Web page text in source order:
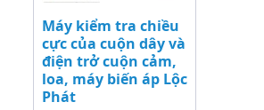
Máy kiểm tra chiều
cực của cuộn dây và
điện trở cuộn cảm,
loa, máy biến áp Lộc
Phát